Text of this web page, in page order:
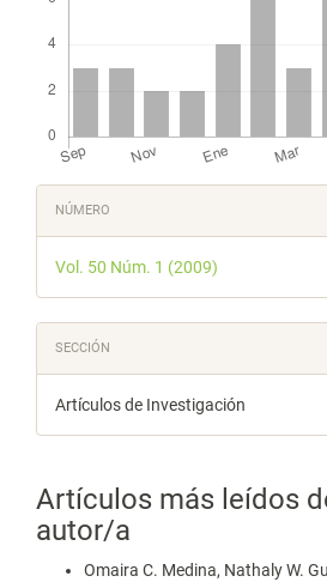
Detalles
del
artículo
NÚMERO
Vol. 50 Núm. 1 (2009)
SECCIÓN
Artículos de Investigación
Artículos más leídos
autor/a
Omaira C. Medina, Nathaly W.